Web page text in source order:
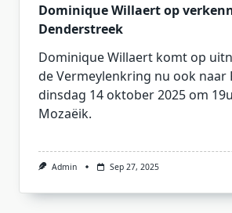
Dominique Willaert op
Denderstreek
Dominique Willaert komt op
de Vermeylenkring nu ook naar
dinsdag 14 oktober 2025 om
Mozaëik.
Admin Sep 27, 2025